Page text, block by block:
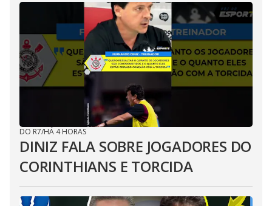
DO R7/HÁ 4 HORAS
DINIZ FALA SOBRE JOGADORES DO
CORINTHIANS E TORCIDA